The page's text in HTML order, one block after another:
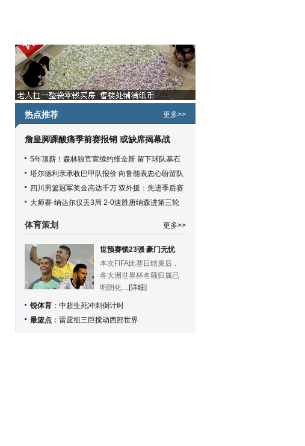
热点推荐 更多>>
詹皇脚踝酸痛季前赛报销 或缺席揭幕战
5年顶薪！森林狼官宣续约维金斯 留下球队基石
塔尔德利亲承收巴甲队报价 向鲁能表忠心盼留队
四川男篮冠军奖金高达千万 双外援：先进季后赛
大师赛-纳达尔仅丢3局 2-0速胜唐纳森进第三轮
体育策划 更多>>
世预赛锁23强 豪门无忧
本次FIFA比赛日结束后，
各大洲世界杯名额归属已
明朗化… [详细]
锐体育 ： 中超生死冲刺倒计时
最篮点 ： 雷霆组三巨搅动西部世界